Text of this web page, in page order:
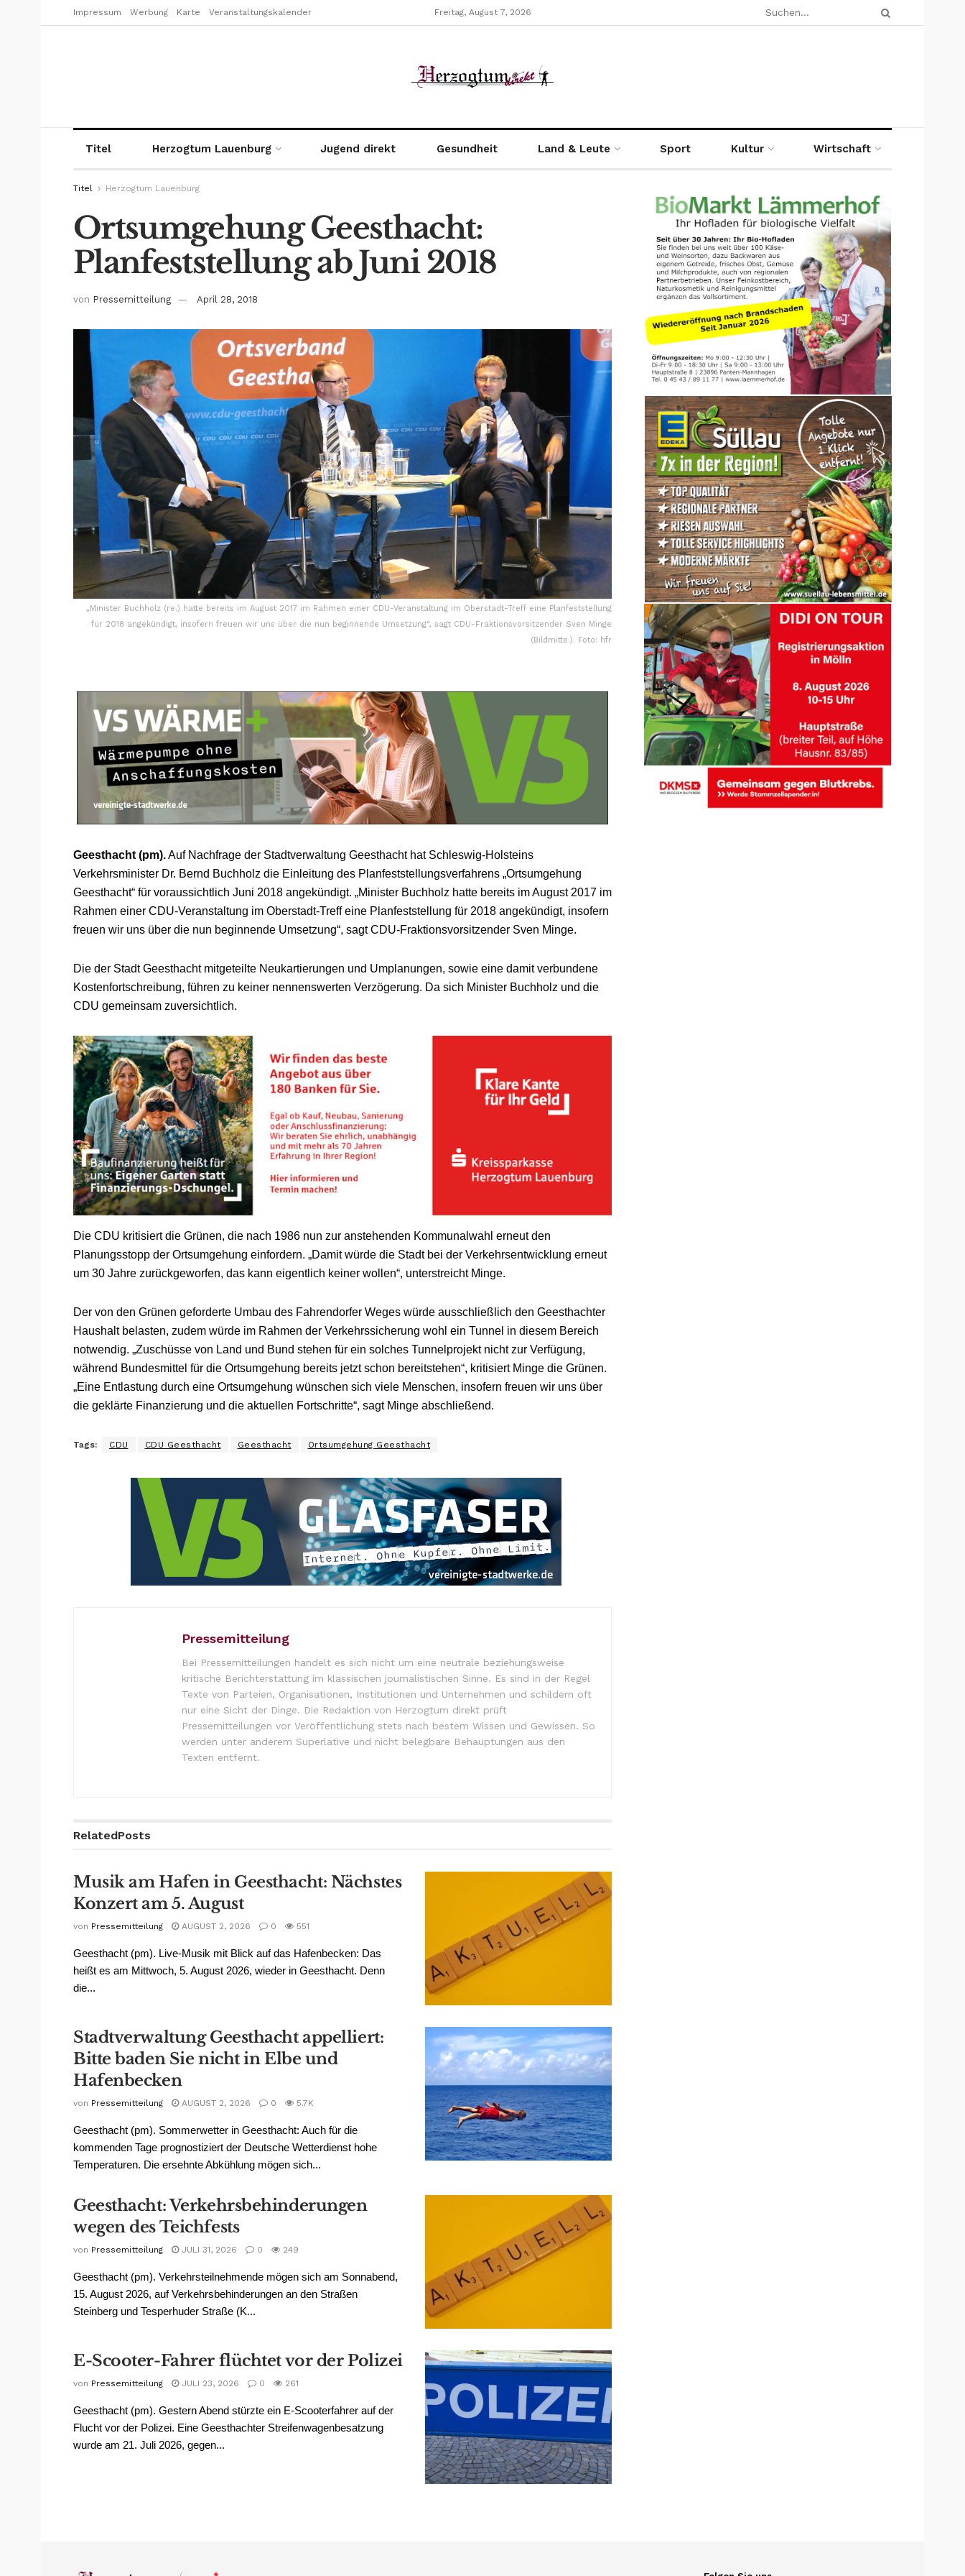
Impressum Werbung Karte Veranstaltungskalender Freitag, August 7, 2026
Titel Herzogtum Lauenburg Jugend direkt Gesundheit Land & Leute Sport Kultur Wirtschaft
Titel Herzogtum Lauenburg
Ortsumgehung Geesthacht:
Planfeststellung ab Juni 2018
von Pressemitteilung April 28, 2018
„Minister Buchholz (re.) hatte bereits im August 2017 im Rahmen einer CDU-Veranstaltung im Oberstadt-Treff eine Planfeststellung
für 2018 angekündigt, insofern freuen wir uns über die nun beginnende Umsetzung“, sagt CDU-Fraktionsvorsitzender Sven Minge
(Bildmitte.). Foto: hfr
Geesthacht (pm).Auf Nachfrage der Stadtverwaltung Geesthacht hat Schleswig-Holsteins
Verkehrsminister Dr. Bernd Buchholz die Einleitung des Planfeststellungsverfahrens „Ortsumgehung
Geesthacht“ für voraussichtlich Juni 2018 angekündigt. „Minister Buchholz hatte bereits im August 2017 im
Rahmen einer CDU-Veranstaltung im Oberstadt-Treff eine Planfeststellung für 2018 angekündigt, insofern
freuen wir uns über die nun beginnende Umsetzung“, sagt CDU-Fraktionsvorsitzender Sven Minge.
Die der Stadt Geesthacht mitgeteilte Neukartierungen und Umplanungen, sowie eine damit verbundene
Kostenfortschreibung, führen zu keiner nennenswerten Verzögerung. Da sich Minister Buchholz und die
CDU gemeinsam zuversichtlich.
Die CDU kritisiert die Grünen, die nach 1986 nun zur anstehenden Kommunalwahl erneut den
Planungsstopp der Ortsumgehung einfordern. „Damit würde die Stadt bei der Verkehrsentwicklung erneut
um 30 Jahre zurückgeworfen, das kann eigentlich keiner wollen“, unterstreicht Minge.
Der von den Grünen geforderte Umbau des Fahrendorfer Weges würde ausschließlich den Geesthachter
Haushalt belasten, zudem würde im Rahmen der Verkehrssicherung wohl ein Tunnel in diesem Bereich
notwendig. „Zuschüsse von Land und Bund stehen für ein solches Tunnelprojekt nicht zur Verfügung,
während Bundesmittel für die Ortsumgehung bereits jetzt schon bereitstehen“, kritisiert Minge die Grünen.
„Eine Entlastung durch eine Ortsumgehung wünschen sich viele Menschen, insofern freuen wir uns über
die geklärte Finanzierung und die aktuellen Fortschritte“, sagt Minge abschließend.
Tags: CDU CDU Geesthacht Geesthacht Ortsumgehung Geesthacht
Pressemitteilung
Bei Pressemitteilungen handelt es sich nicht um eine neutrale beziehungsweise
kritische Berichterstattung im klassischen journalistischen Sinne. Es sind in der Regel
Texte von Parteien, Organisationen, Institutionen und Unternehmen und schildern oft
nur eine Sicht der Dinge. Die Redaktion von Herzogtum direkt prüft
Pressemitteilungen vor Veröffentlichung stets nach bestem Wissen und Gewissen. So
werden unter anderem Superlative und nicht belegbare Behauptungen aus den
Texten entfernt.
RelatedPosts
Musik am Hafen in Geesthacht: Nächstes
Konzert am 5. August
von Pressemitteilung AUGUST 2, 2026 0 551
Geesthacht (pm). Live-Musik mit Blick auf das Hafenbecken: Das
heißt es am Mittwoch, 5. August 2026, wieder in Geesthacht. Denn
die...
Stadtverwaltung Geesthacht appelliert:
Bitte baden Sie nicht in Elbe und
Hafenbecken
von Pressemitteilung AUGUST 2, 2026 0 5.7K
Geesthacht (pm). Sommerwetter in Geesthacht: Auch für die
kommenden Tage prognostiziert der Deutsche Wetterdienst hohe
Temperaturen. Die ersehnte Abkühlung mögen sich...
Geesthacht: Verkehrsbehinderungen
wegen des Teichfests
von Pressemitteilung JULI 31, 2026 0 249
Geesthacht (pm). Verkehrsteilnehmende mögen sich am Sonnabend,
15. August 2026, auf Verkehrsbehinderungen an den Straßen
Steinberg und Tesperhuder Straße (K...
E-Scooter-Fahrer flüchtet vor der Polizei
von Pressemitteilung JULI 23, 2026 0 261
Geesthacht (pm). Gestern Abend stürzte ein E-Scooterfahrer auf der
Flucht vor der Polizei. Eine Geesthachter Streifenwagenbesatzung
wurde am 21. Juli 2026, gegen...